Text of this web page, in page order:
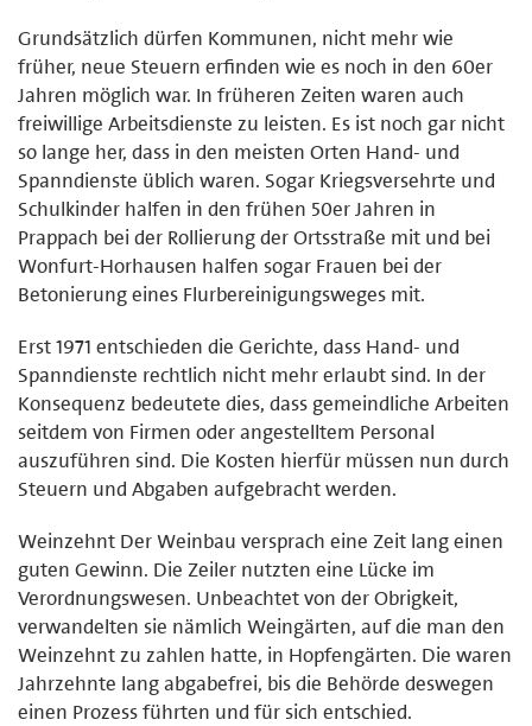
Grundsätzlich dürfen Kommunen, nicht mehr wie
früher, neue Steuern erfinden wie es noch in den 60er
Jahren möglich war. In früheren Zeiten waren auch
freiwillige Arbeitsdienste zu leisten. Es ist noch gar nicht
so lange her, dass in den meisten Orten Hand- und
Spanndienste üblich waren. Sogar Kriegsversehrte und
Schulkinder halfen in den frühen 50er Jahren in
Prappach bei der Rollierung der Ortsstraße mit und bei
Wonfurt-Horhausen halfen sogar Frauen bei der
Betonierung eines Flurbereinigungsweges mit.
Erst 1971 entschieden die Gerichte, dass Hand- und
Spanndienste rechtlich nicht mehr erlaubt sind. In der
Konsequenz bedeutete dies, dass gemeindliche Arbeiten
seitdem von Firmen oder angestelltem Personal
auszuführen sind. Die Kosten hierfür müssen nun durch
Steuern und Abgaben aufgebracht werden.
Weinzehnt Der Weinbau versprach eine Zeit lang einen
guten Gewinn. Die Zeiler nutzten eine Lücke im
Verordnungswesen. Unbeachtet von der Obrigkeit,
verwandelten sie nämlich Weingärten, auf die man den
Weinzehnt zu zahlen hatte, in Hopfengärten. Die waren
Jahrzehnte lang abgabefrei, bis die Behörde deswegen
einen Prozess führten und für sich entschied.